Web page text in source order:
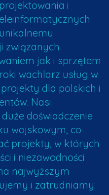
i
związanych
jak i sprzętem
wachlarz usług w
dla polskich i
Nasi
doświadczenie
wojskowym, co
projekty, w których
i niezawodności
najwyższym
i zatrudniamy: